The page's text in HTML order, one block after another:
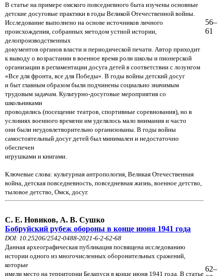
В статье на примере омского повседневного быта изучены основные
детские досуговые практики в годы Великой Отечественной войны.
Исследование выполнено на основе источников личного
происхождения, собранных методом устной истории,
делопроизводственных
документов органов власти и периодической печати. Автор приходит
к выводу о возрастании в военное время роли школы и пионерской
организации в регламентации досуга детей в соответствии с лозунгом
«Все для фронта, все для Победы». В годы войны детский досуг
и быт главным образом были подчинены социально значимым
трудовым задачам. Культурно-досуговые мероприятия со
школьниками
проводились (посещение театров, спортивные соревнования), но в
условиях военного времени им уделялось мало внимания и часто
они были неудовлетворительно организованы. В годы войны
самостоятельный досуг детей был минимален и недостаточно
обеспечен
игрушками и книгами.
Ключевые слова: культурная антропология, Великая Отечественная
война, детская повседневность, повседневная жизнь, военное детство,
тыловое детство, Омск, досуг.
56–
61
С. Е. Новиков, А. В. Сушко
Бобруйский рубеж обороны в конце июня 1941 года
DOI: 10.25206/2542-0488-2021-6-2-62-68
Данная археографическая публикация посвящена исследованию
истории одного из многочисленных оборонительных сражений,
которые
имели место на территории Беларуси в конце июня 1941 года. В статье
62–